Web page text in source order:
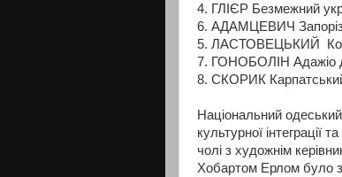
4. ГЛІЄР Безмежний
6. АДАМЦЕВИЧ
5. ЛАСТОВЕЦЬКИЙ
7. ГОНОБОЛІН Адажіо
8. СКОРИК
Національний
культурної інтеграції
чолі з художнім
Хобартом Ерлом було